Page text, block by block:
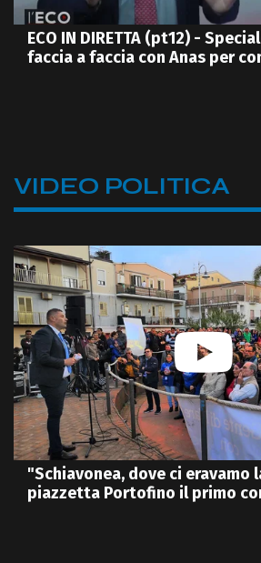
ECO IN DIRETTA (pt12) -
faccia a faccia con Anas per
VIDEO POLITICA
"Schiavonea, dove ci eravamo
piazzetta Portofino il primo